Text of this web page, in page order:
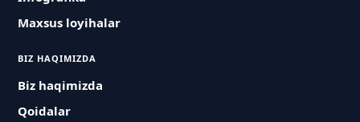
Maxsus loyihalar
BIZ HAQIMIZDA
Biz haqimizda
Qoidalar